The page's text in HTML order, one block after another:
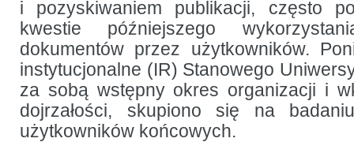
i pozyskiwaniem publikacji, często
kwestie późniejszego
dokumentów przez użytkowników.
instytucjonalne (IR) Stanowego
za sobą wstępny okres organizacji i
dojrzałości, skupiono się na
użytkowników końcowych.